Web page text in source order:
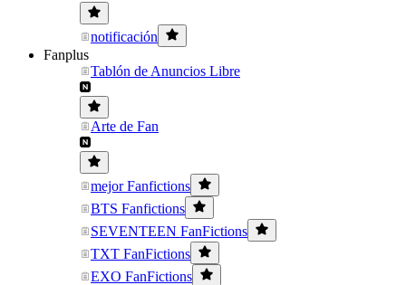
notificación
Fanplus
Tablón de Anuncios Libre
Arte de Fan
mejor Fanfictions
BTS Fanfictions
SEVENTEEN FanFictions
TXT FanFictions
EXO FanFictions